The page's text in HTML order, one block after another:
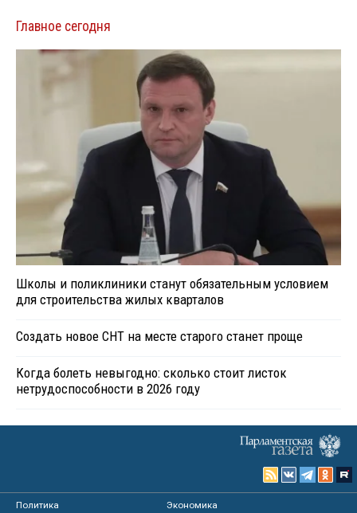
Главное сегодня
Школы и поликлиники станут обязательным условием
для строительства жилых кварталов
Создать новое СНТ на месте старого станет проще
Когда болеть невыгодно: сколько стоит листок
нетрудоспособности в 2026 году
Политика
Экономика